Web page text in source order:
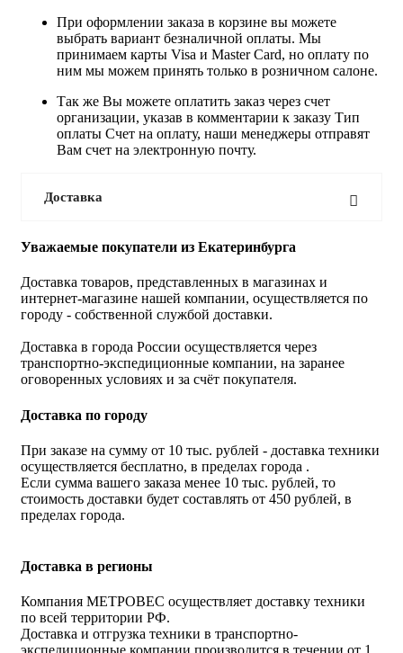
При оформлении заказа в корзине вы можете
выбрать вариант безналичной оплаты. Мы
принимаем карты Visa и Master Card, но оплату по
ним мы можем принять только в розничном салоне.
Так же Вы можете оплатить заказ через счет
организации, указав в комментарии к заказу Тип
оплаты Счет на оплату, наши менеджеры отправят
Вам счет на электронную почту.
Доставка
Уважаемые покупатели из Екатеринбурга
Доставка товаров, представленных в магазинах и
интернет-магазине нашей компании, осуществляется по
городу - собственной службой доставки.
Доставка в города России осуществляется через
транспортно-экспедиционные компании, на заранее
оговоренных условиях и за счёт покупателя.
Доставка по городу
При заказе на сумму от 10 тыс. рублей - доставка техники
осуществляется бесплатно, в пределах города .
Если сумма вашего заказа менее 10 тыс. рублей, то
стоимость доставки будет составлять от 450 рублей, в
пределах города.
Доставка в регионы
Компания МЕТРОВЕС осуществляет доставку техники
по всей территории РФ.
Доставка и отгрузка техники в транспортно-